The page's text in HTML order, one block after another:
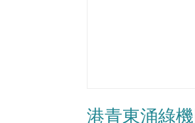
港青東涌綠機